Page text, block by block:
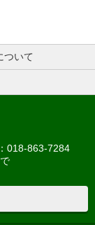
ついて
018-863-7284